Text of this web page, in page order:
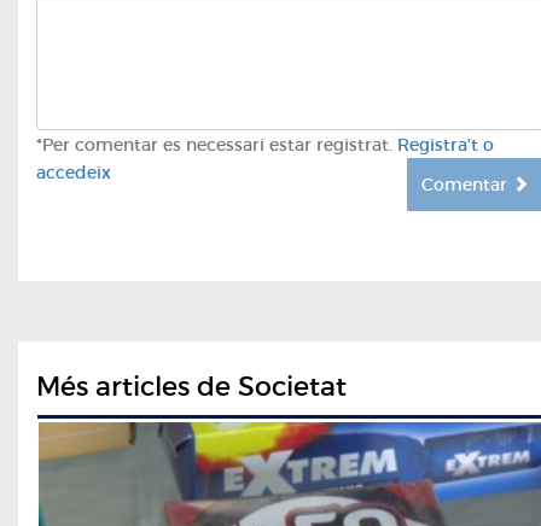
*Per comentar es necessari estar registrat. Registra't o
accedeix
Comentar
Més articles de Societat